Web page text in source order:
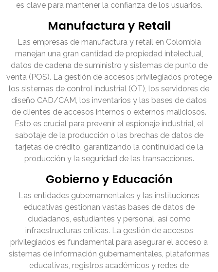
es clave para mantener la confianza de los usuarios.
Manufactura y Retail
Las empresas de manufactura y retail en Colombia
manejan una gran cantidad de propiedad intelectual,
datos de cadena de suministro y sistemas de punto de
venta (POS). La gestión de accesos privilegiados protege
los sistemas de control industrial (OT), los servidores de
diseño CAD/CAM, los inventarios y las bases de datos
de clientes de accesos internos o externos maliciosos.
Esto es crucial para prevenir el espionaje industrial, el
sabotaje de la producción o las brechas de datos de
tarjetas de crédito, garantizando la continuidad de la
producción y la seguridad de las transacciones.
Gobierno y Educación
Las entidades gubernamentales y las instituciones
educativas gestionan vastas bases de datos de
ciudadanos, estudiantes y personal, así como
infraestructuras críticas. La gestión de accesos
privilegiados es fundamental para asegurar el acceso a
sistemas de información gubernamentales, plataformas
educativas, registros académicos y redes de